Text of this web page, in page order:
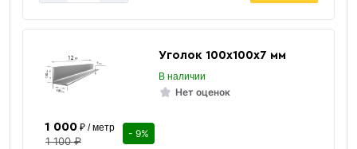
Уголок 100х100х7 мм
В наличии
Нет оценок
1 000₽ / метр
1 100 ₽
- 9%